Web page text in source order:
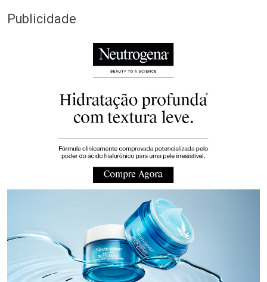
Publicidade